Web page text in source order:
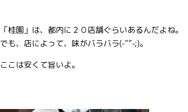
「桂園」は、都内に２０店舗ぐらいあるんだよね。
でも、店によって、味がバラバラ(-“”-;)。
ここは安くて旨いよ。